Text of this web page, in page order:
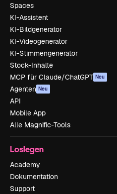
Spaces
KI-Assistent
KI-Bildgenerator
KI-Videogenerator
KI-Stimmengenerator
Stock-Inhalte
MCP für Claude/ChatGPT Neu
Agenten Neu
API
Mobile App
Alle Magnific-Tools
Loslegen
Academy
Dokumentation
Support